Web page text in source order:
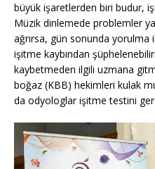
büyük işaretlerden biri budur,
Müzik dinlemede problemler
ağrırsa, gün sonunda
işitme kaybından
kaybetmeden ilgili uzmana
boğaz (KBB) hekimleri kulak
da odyologlar işitme testini